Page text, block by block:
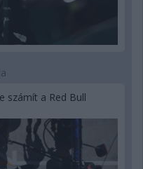
számít a Red Bull